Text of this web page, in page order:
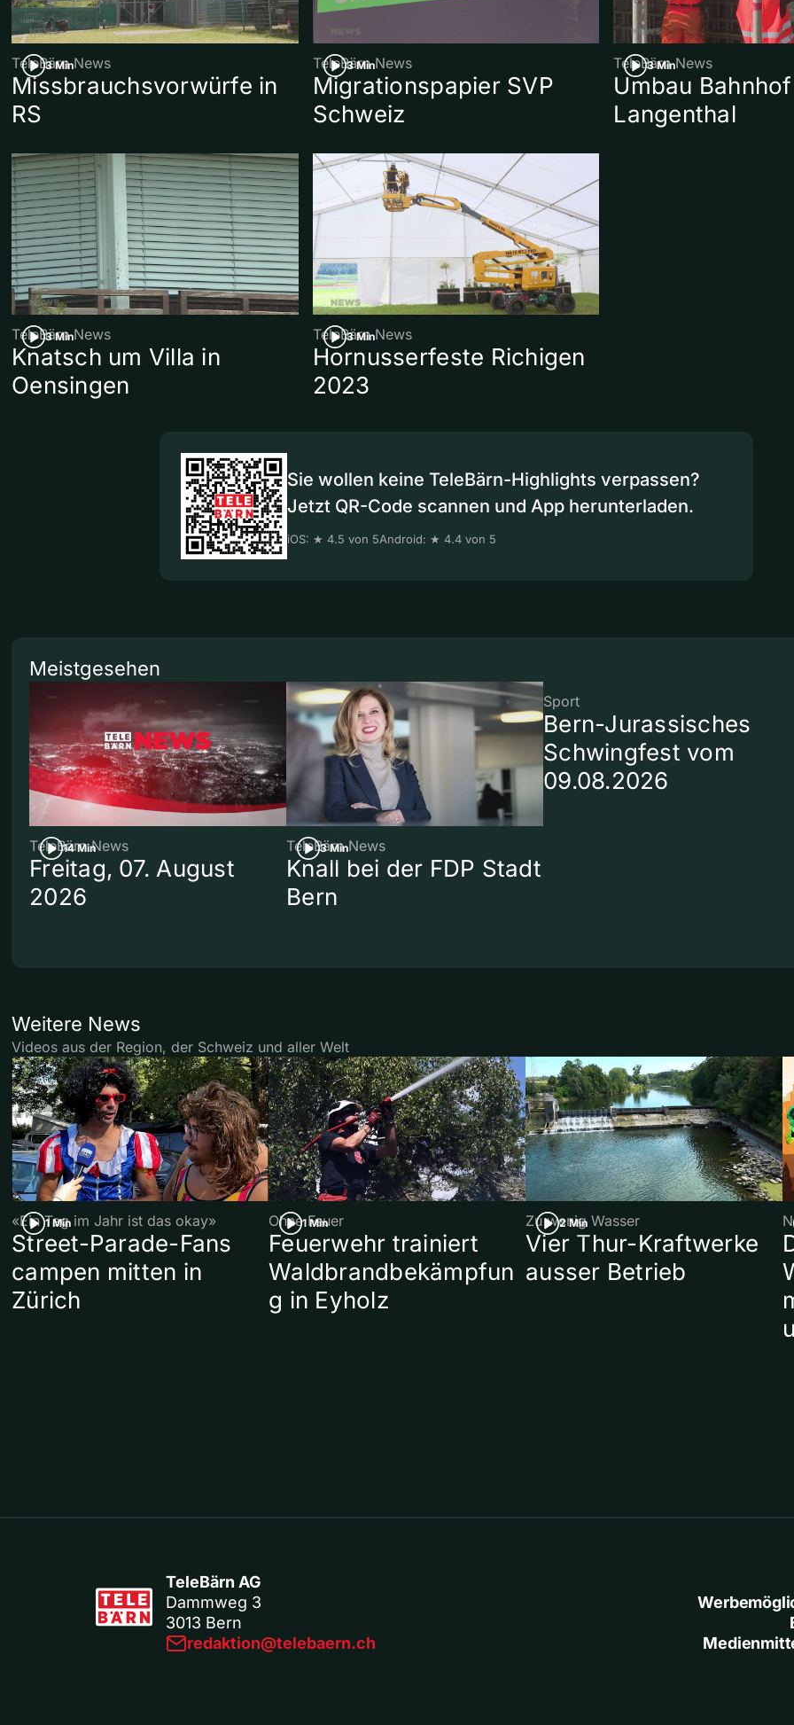
3 Min
TeleBärn News
Missbrauchsvorwürfe in
RS
3 Min
TeleBärn News
Migrationspapier SVP
Schweiz
3 Min
TeleBärn News
Umbau Bahnhof
Langenthal
3 Min
TeleBärn News
Knatsch um Villa in
Oensingen
3 Min
TeleBärn News
Hornusserfeste Richigen
2023
Sie wollen keine TeleBärn-Highlights verpassen?
Jetzt QR-Code scannen und App herunterladen.
iOS: ★ 4.5 von 5Android: ★ 4.4 von 5
Meistgesehen
14 Min
TeleBärn News
Freitag, 07. August
2026
3 Min
TeleBärn News
Knall bei der FDP Stadt
Bern
Sport
Bern-Jurassisches
Schwingfest vom
09.08.2026
Weitere News
Videos aus der Region, der Schweiz und aller Welt
1 Min
«Ein Tag im Jahr ist das okay»
Street-Parade-Fans
campen mitten in
Zürich
1 Min
Ohne Feuer
Feuerwehr trainiert
Waldbrandbekämpfun
g in Eyholz
2 Min
Zu wenig Wasser
Vier Thur-Kraftwerke
ausser Betrieb
TeleBärn AG
Dammweg 3
3013 Bern
redaktion@telebaern.ch